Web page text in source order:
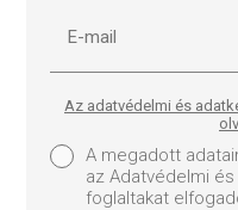
Az adatvédelmi és
A megadott
az Adatvédelmi és adatkezelési szabályzatban
foglaltakat